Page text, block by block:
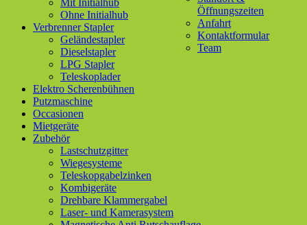
Öffnungszeiten
Anfahrt
Kontaktformular
Team
Ohne Initialhub
Verbrenner Stapler
Geländestapler
Dieselstapler
LPG Stapler
Teleskoplader
Elektro Scherenbühnen
Putzmaschine
Occasionen
Mietgeräte
Zubehör
Lastschutzgitter
Wiegesysteme
Teleskopgabelzinken
Kombigeräte
Drehbare Klammergabel
Laser- und Kamerasystem